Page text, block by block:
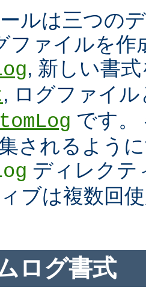
ルは三つの
ファイルを作
, 新しい書
, ログファイ
です。
されるよう
ディレク
ブは複数回
ログ書式